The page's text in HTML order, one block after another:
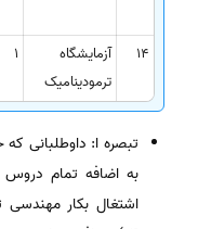
14
آزمایشگاه
ترمودینامیک
1
به اضافه تمام دروس
اشتغال بکار